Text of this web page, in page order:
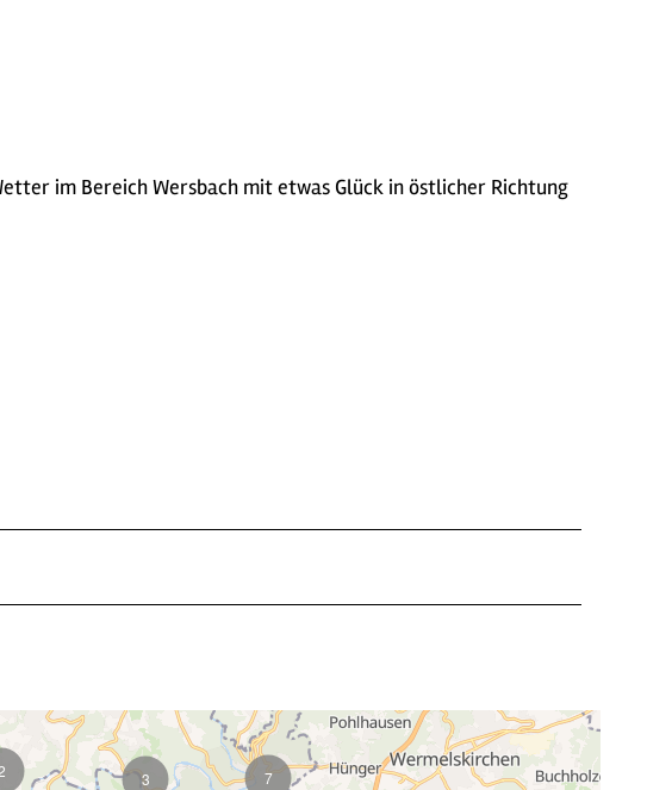
im Bereich Wersbach mit etwas Glück in östlicher Richtung
3 7